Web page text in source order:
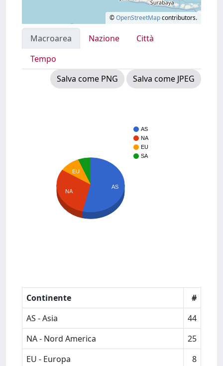
©OpenStreetMapcontributors.
Macroarea Nazione
Città
Tempo
Salva come PNG
Salva come JPEG
AS
NA
EU
SA
EU
NA
AS
Continente
#
AS - Asia
44
NA - Nord America
25
EU - Europa
8